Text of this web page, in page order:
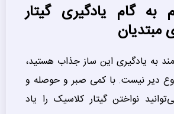
به گام یادگیری گیتار
مبتدیان
به یادگیری این ساز جذاب هستید،
دیر نیست. با کمی صبر و حوصله و
نواختن گیتار کلاسیک را یاد